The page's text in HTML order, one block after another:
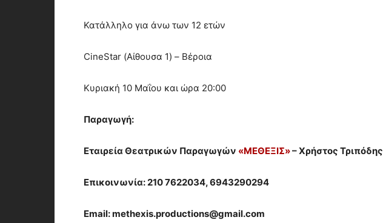
Κατάλληλο για άνω των 12 ετών
CineStar (Αίθουσα 1) – Βέροια
Κυριακή 10 Μαΐου και ώρα 20:00
Παραγωγή:
Εταιρεία Θεατρικών Παραγωγών «ΜΕΘΕΞΙΣ»– Χρήστος Τριπόδης
Επικοινωνία: 210 7622034, 6943290294
Email:methexis.productions@gmail.com